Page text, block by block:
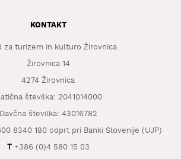
KONTAKT
za turizem in kulturo Žirovnica
Žirovnica 14
4274 Žirovnica
številka: 2041014000
Davčna številka: 43016782
8340 180 odprt pri Banki Slovenije (UJP)
T+386 (0)4 580 15 03